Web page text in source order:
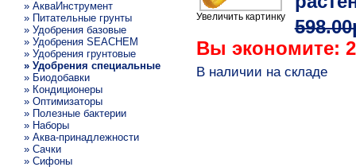
» АкваИнструмент
» Питательные грунты
» Удобрения базовые
» Удобрения SEACHEM
» Удобрения грунтовые
» Удобрения специальные
» Биодобавки
» Кондиционеры
» Оптимизаторы
» Полезные бактерии
» Наборы
» Аква-принадлежности
» Сачки
» Сифоны
Увеличить картинку
Вы экономите:
В наличии на складе